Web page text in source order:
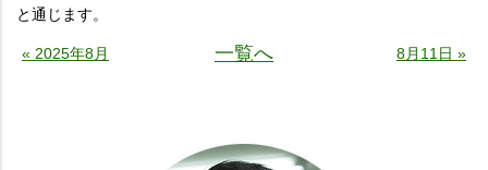
と通じます。
« 2025年8月 一覧へ 8月11日 »